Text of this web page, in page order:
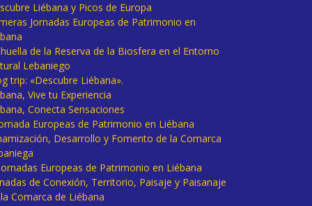
Liébana y Picos de Europa
Jornadas Europeas de Patrimonio en
de la Reserva de la Biosfera en el Entorno
Lebaniego
trip: «Descubre Liébana».
Vive tu Experiencia
Conecta Sensaciones
Europeas de Patrimonio en Liébana
Desarrollo y Fomento de la Comarca
Europeas de Patrimonio en Liébana
de Conexión, Territorio, Paisaje y Paisanaje
Comarca de Liébana